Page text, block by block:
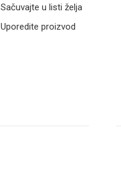
Sačuvajte u listi želja
Uporedite proizvod